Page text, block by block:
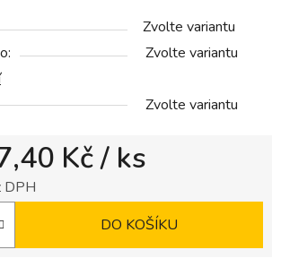
Zvolte variantu
Zvolte variantu
Zvolte variantu
Kč/ ks
DPH
DO KOŠÍKU